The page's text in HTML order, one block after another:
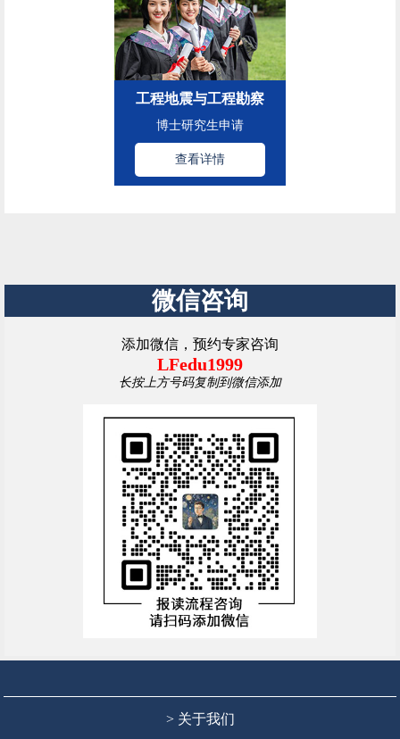
工程地震与工程勘察
博士研究生申请
查看详情
微信咨询
添加微信，预约专家咨询
LFedu1999
长按上方号码复制到微信添加
> 关于我们